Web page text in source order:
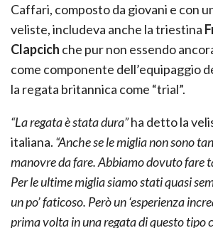
Caffari, composto da giovani e con
veliste, includeva anche la triestina
Clapcich che pur non essendo
come componente dell’equipaggio
la regata britannica come “trial”.
“La regata è stata dura”ha detto la
italiana. “Anche se le miglia non sono
manovre da fare. Abbiamo dovuto fare
Per le ultime miglia siamo stati quasi
un po’ faticoso. Però un ‘esperienza
prima volta in una regata di questo tipo